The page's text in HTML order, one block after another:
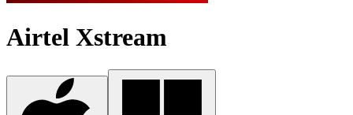
Airtel Xstream